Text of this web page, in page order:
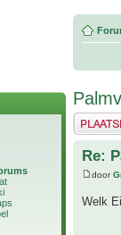
Plaats een
Re:
door
Welk